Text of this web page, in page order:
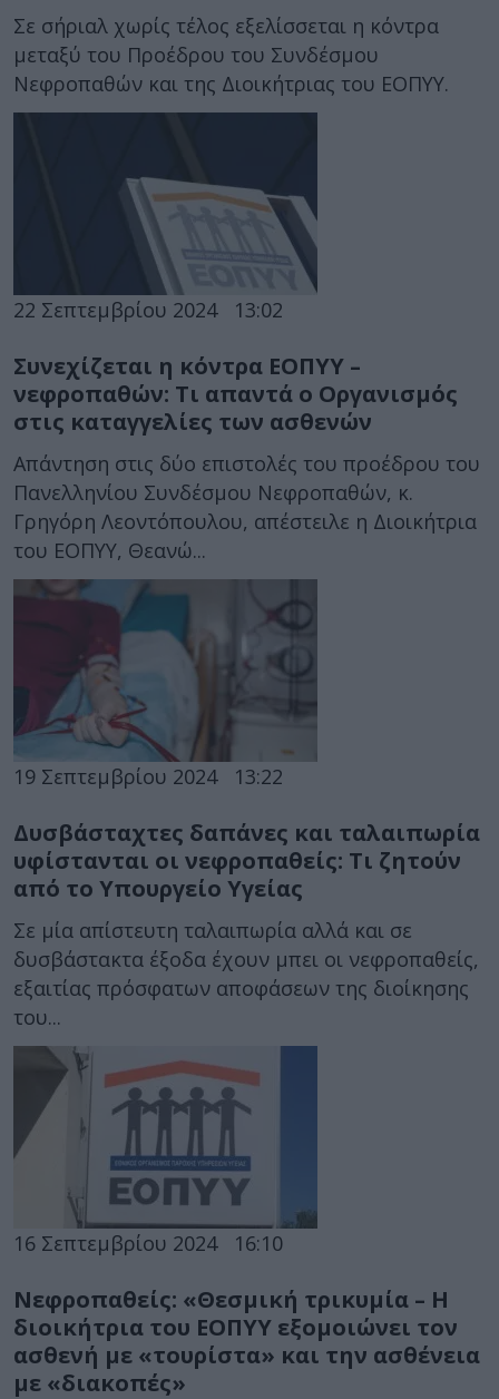
Σε σήριαλ χωρίς τέλος εξελίσσεται η κόντρα
μεταξύ του Προέδρου του Συνδέσμου
Νεφροπαθών και της Διοικήτριας του ΕΟΠΥΥ.
22 Σεπτεμβρίου 2024 13:02
Συνεχίζεται η κόντρα ΕΟΠΥΥ –
νεφροπαθών: Τι απαντά ο Οργανισμός
στις καταγγελίες των ασθενών
Απάντηση στις δύο επιστολές του προέδρου του
Πανελληνίου Συνδέσμου Νεφροπαθών, κ.
Γρηγόρη Λεοντόπουλου, απέστειλε η Διοικήτρια
του ΕΟΠΥΥ, Θεανώ...
19 Σεπτεμβρίου 2024 13:22
Δυσβάσταχτες δαπάνες και ταλαιπωρία
υφίστανται οι νεφροπαθείς: Τι ζητούν
από το Υπουργείο Υγείας
Σε μία απίστευτη ταλαιπωρία αλλά και σε
δυσβάστακτα έξοδα έχουν μπει οι νεφροπαθείς,
εξαιτίας πρόσφατων αποφάσεων της διοίκησης
του...
16 Σεπτεμβρίου 2024 16:10
Νεφροπαθείς: «Θεσμική τρικυμία – Η
διοικήτρια του ΕΟΠΥΥ εξομοιώνει τον
ασθενή με «τουρίστα» και την ασθένεια
με «διακοπές»